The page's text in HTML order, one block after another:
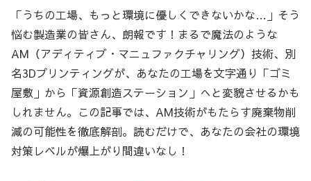
「うちの工場、もっと環境に優しくできないかな…」そう
悩む製造業の皆さん、朗報です！まるで魔法のような
AM（アディティブ・マニュファクチャリング）技術、別
名3Dプリンティングが、あなたの工場を文字通り「ゴミ
屋敷」から「資源創造ステーション」へと変貌させるかも
しれません。この記事では、AM技術がもたらす廃棄物削
減の可能性を徹底解剖。読むだけで、あなたの会社の環境
対策レベルが爆上がり間違いなし！